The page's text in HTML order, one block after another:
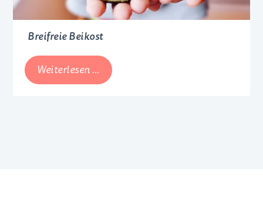
Breifreie Beikost
Weiterlesen … Breifreie
Beikost